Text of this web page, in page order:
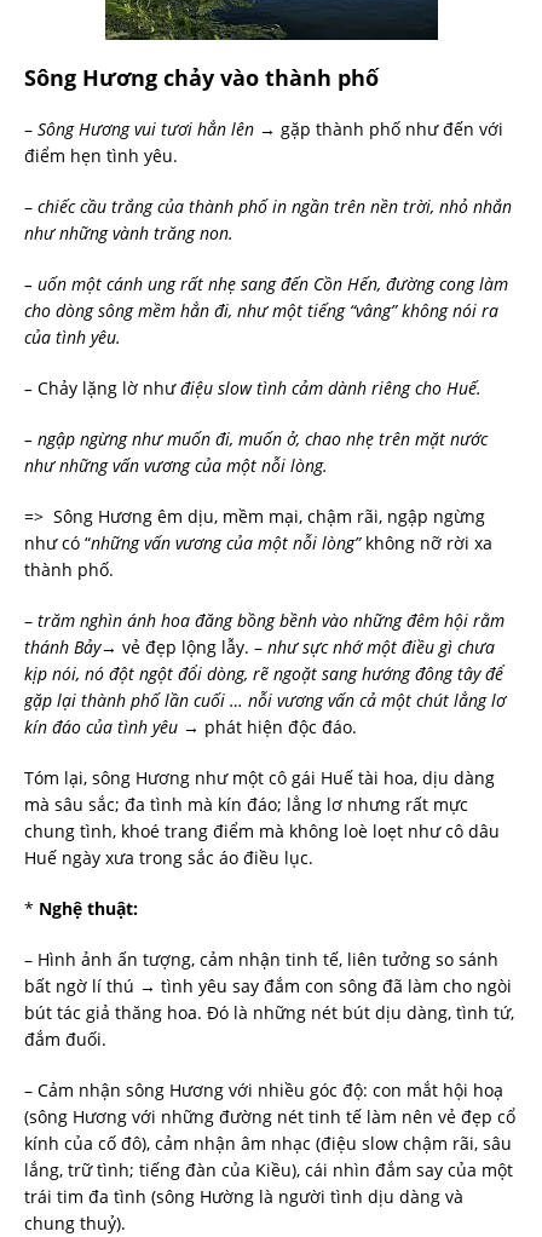
Sông Hương chảy vào thành phố
– Sông Hương vui tươi hẳn lên → gặp thành phố như đến với
điểm hẹn tình yêu.
– chiếc cầu trắng của thành phố in ngần trên nền trời, nhỏ nhắn
như những vành trăng non.
– uốn một cánh ung rất nhẹ sang đến Cồn Hến, đường cong làm
cho dòng sông mềm hẳn đi, như một tiếng “vâng” không nói ra
của tình yêu.
– Chảy lặng lờ nhưđiệu slow tình cảm dành riêng cho Huế.
– ngập ngừng như muốn đi, muốn ở, chao nhẹ trên mặt nước
như những vấn vương của một nỗi lòng.
=> Sông Hương êm dịu, mềm mại, chậm rãi, ngập ngừng
như có “những vấn vương của một nỗi lòng” không nỡ rời xa
thành phố.
– trăm nghìn ánh hoa đăng bồng bềnh vào những đêm hội rằm
thánh Bảy→ vẻ đẹp lộng lẫy. – như sực nhớ một điều gì chưa
kịp nói, nó đột ngột đổi dòng, rẽ ngoặt sang hướng đông tây để
gặp lại thành phố lần cuối … nỗi vương vấn cả một chút lẳng lơ
kín đáo của tình yêu → phát hiện độc đáo.
Tóm lại, sông Hương như một cô gái Huế tài hoa, dịu dàng
mà sâu sắc; đa tình mà kín đáo; lẳng lơ nhưng rất mực
chung tình, khoé trang điểm mà không loè loẹt như cô dâu
Huế ngày xưa trong sắc áo điều lục.
* Nghệ thuật:
– Hình ảnh ấn tượng, cảm nhận tinh tế, liên tưởng so sánh
bất ngờ lí thú → tình yêu say đắm con sông đã làm cho ngòi
bút tác giả thăng hoa. Đó là những nét bút dịu dàng, tình tứ,
đắm đuối.
– Cảm nhận sông Hương với nhiều góc độ: con mắt hội hoạ
(sông Hương với những đường nét tinh tế làm nên vẻ đẹp cổ
kính của cố đô), cảm nhận âm nhạc (điệu slow chậm rãi, sâu
lắng, trữ tình; tiếng đàn của Kiều), cái nhìn đắm say của một
trái tim đa tình (sông Hường là người tình dịu dàng và
chung thuỷ).